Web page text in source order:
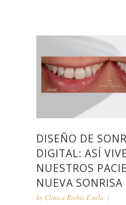
DISEÑO DE
DIGITAL: ASÍ
NUESTROS
NUEVA SONRISA
by Clínica Berbís Estela